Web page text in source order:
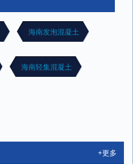
海南发泡混凝土
海南轻集混凝土
+更多